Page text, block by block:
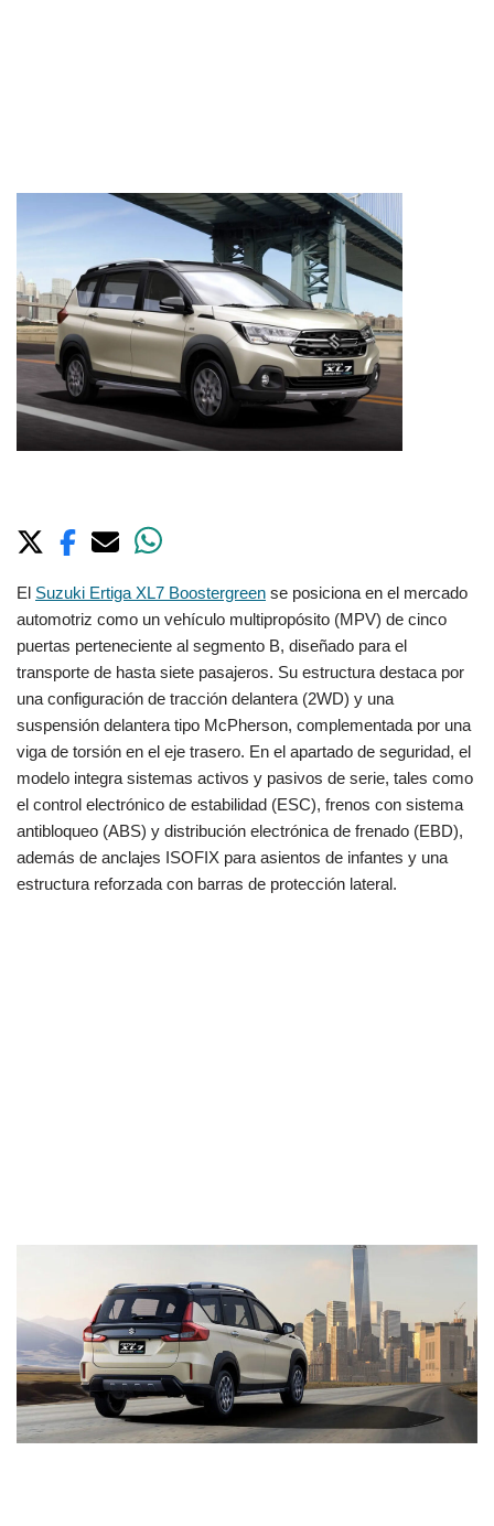
El Suzuki Ertiga XL7 Boostergreen se posiciona en el mercado
automotriz como un vehículo multipropósito (MPV) de cinco
puertas perteneciente al segmento B, diseñado para el
transporte de hasta siete pasajeros. Su estructura destaca por
una configuración de tracción delantera (2WD) y una
suspensión delantera tipo McPherson, complementada por una
viga de torsión en el eje trasero. En el apartado de seguridad, el
modelo integra sistemas activos y pasivos de serie, tales como
el control electrónico de estabilidad (ESC), frenos con sistema
antibloqueo (ABS) y distribución electrónica de frenado (EBD),
además de anclajes ISOFIX para asientos de infantes y una
estructura reforzada con barras de protección lateral.